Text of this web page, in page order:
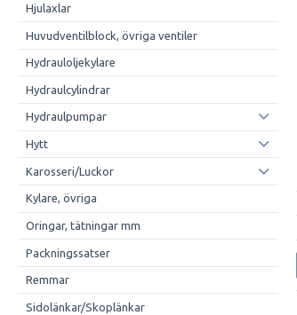
Hjulaxlar
Huvudventilblock, övriga ventiler
Hydrauloljekylare
Hydraulcylindrar
Hydraulpumpar
Hytt
Karosseri/Luckor
Kylare, övriga
Oringar, tätningar mm
Packningssatser
Remmar
Sidolänkar/Skoplänkar